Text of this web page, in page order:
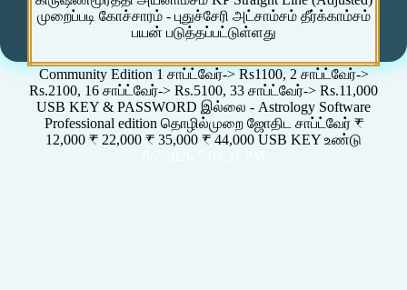
முறைப்படி கோச்சாரம் - புதுச்சேரி அட்சாம்சம் தீர்க்காம்சம்
பயன் படுத்தப்பட்டுள்ளது
Community Edition 1 சாப்ட்வேர்-> Rs1100, 2 சாப்ட்வேர்->
Rs.2100, 16 சாப்ட்வேர்-> Rs.5100, 33 சாப்ட்வேர்-> Rs.11,000
USB KEY & PASSWORD இல்லை - Astrology Software
Professional edition தொழில்முறை ஜோதிட சாப்ட்வேர் ₹
12,000 ₹ 22,000 ₹ 35,000 ₹ 44,000 USB KEY உண்டு